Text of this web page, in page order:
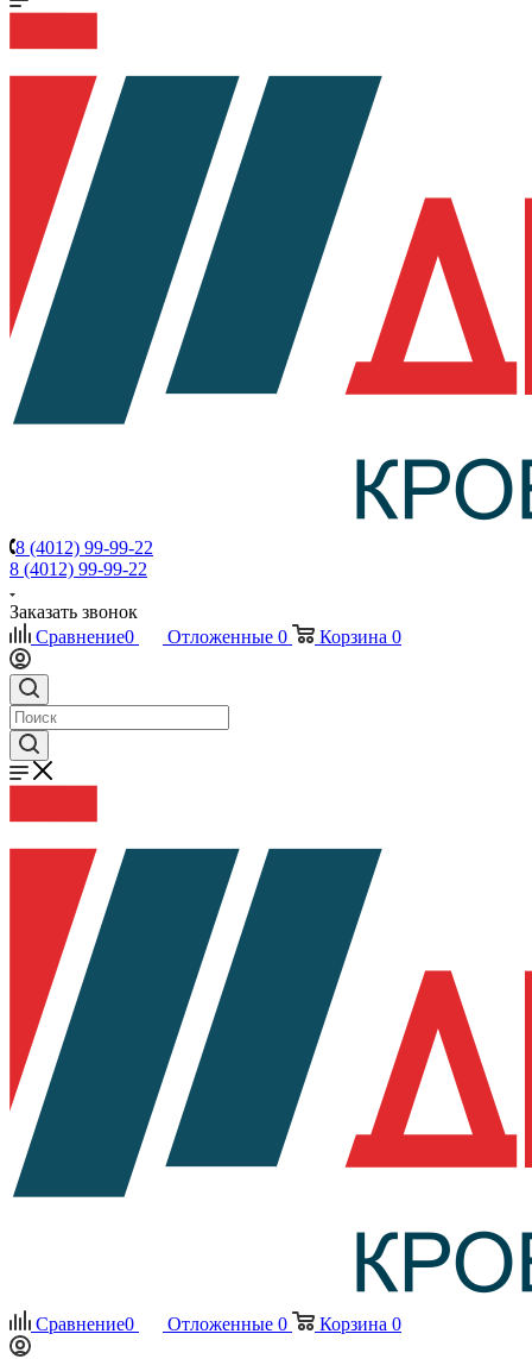
8 (4012) 99-99-22
8 (4012) 99-99-22
Заказать звонок
Сравнение0 Отложенные 0 Корзина 0
Сравнение0 Отложенные 0 Корзина 0